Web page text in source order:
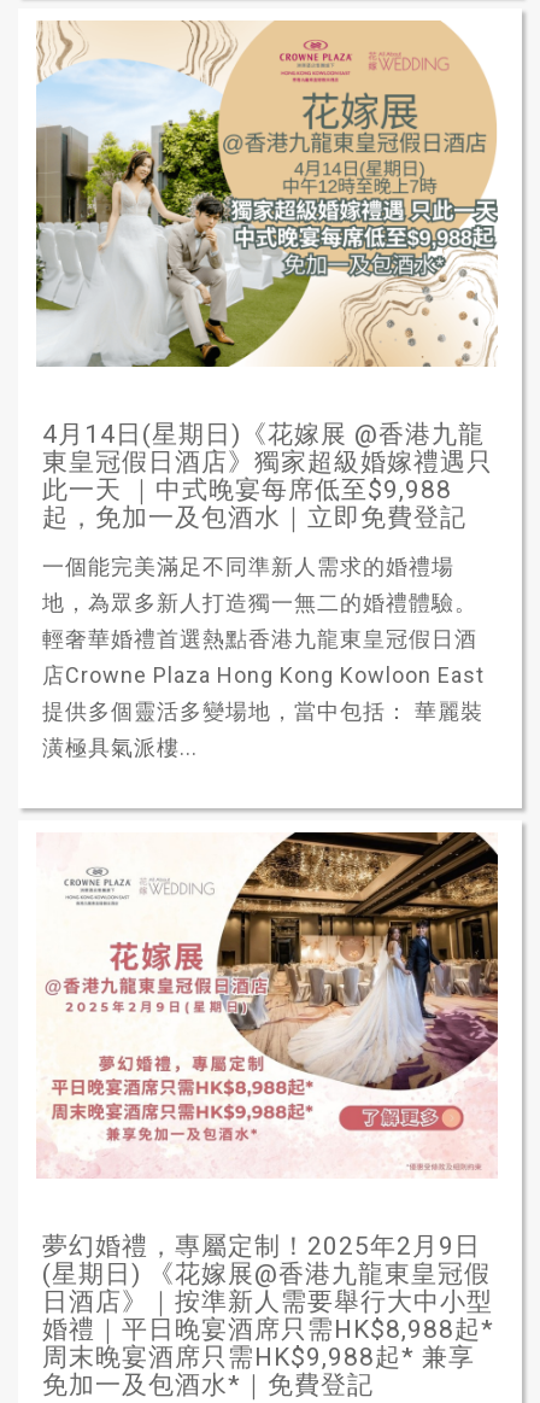
4月14日(星期日)《花嫁展 @香港九龍
東皇冠假日酒店》獨家超級婚嫁禮遇只
此一天 ｜中式晚宴每席低至$9,988
起，免加一及包酒水｜立即免費登記
一個能完美滿足不同準新人需求的婚禮場
地，為眾多新人打造獨一無二的婚禮體驗。
輕奢華婚禮首選熱點香港九龍東皇冠假日酒
店Crowne Plaza Hong Kong Kowloon East
提供多個靈活多變場地，當中包括： 華麗裝
潢極具氣派樓...
夢幻婚禮，專屬定制！2025年2月9日
(星期日) 《花嫁展@香港九龍東皇冠假
日酒店》｜按準新人需要舉行大中小型
婚禮｜平日晚宴酒席只需HK$8,988起*
周末晚宴酒席只需HK$9,988起* 兼享
免加一及包酒水*｜免費登記